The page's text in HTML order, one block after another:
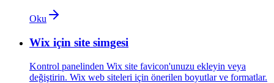
Oku
Wix için site simgesi
Kontrol panelinden Wix site favicon'unuzu ekleyin veya
değiştirin. Wix web siteleri için önerilen boyutlar ve formatlar.